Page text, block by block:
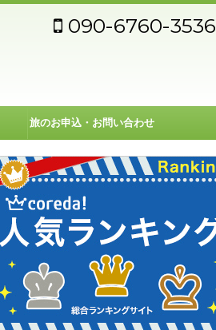
090-6760-3536
旅のお申込・お問い合わせ